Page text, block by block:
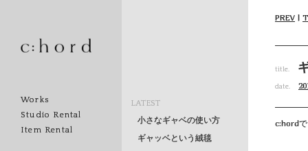
Works
Studio Rental
Item Rental
LATEST
小さなギャベの使い方
ギャッベという絨毯
PREV |
title.
date.
c:hord